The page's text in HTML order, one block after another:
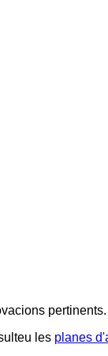
pertinents.
les planes